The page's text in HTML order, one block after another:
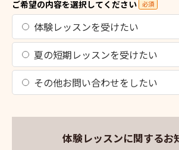
ご希望の内容を選択してください 必須
体験レッスンを受けたい
夏の短期レッスンを受けたい
その他お問い合わせをしたい
体験レッスンに関するお